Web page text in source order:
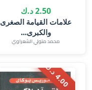
2.50 د.ك
‎علامات القيامة الصغرى
والكبرى...
محمد متولي الشعراوي
4
.
0
0
د
.
ك